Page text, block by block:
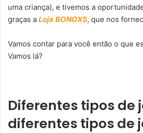
uma criança), e tivemos a
graças a Loja BONOXS, que nos
Vamos contar para você então o que
Vamos lá?
Diferentes tipos de
diferentes tipos de